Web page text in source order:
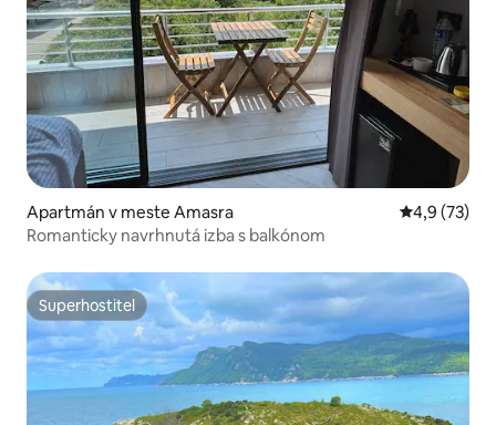
Apartmán v meste Amasra Priemerné
4,9 (73)
Romanticky navrhnutá izba s balkónom
Superhostiteľ
Superhostiteľ